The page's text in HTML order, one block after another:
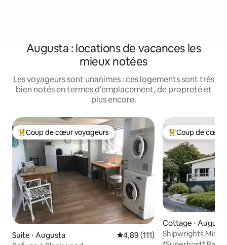
Augusta : locations de vacances les
mieux notées
Les voyageurs sont unanimes : ces logements sont très
bien notés en termes d'emplacement, de propreté et
plus encore.
Coups de cœur voyageurs les plus appréciés
Coup de cœur voyageurs
Suite ⋅ Augusta Évaluation moyenne sur la
4,89 (111)
Coups de cœur
Coup de cœur
Cottage ⋅
Shipwrights